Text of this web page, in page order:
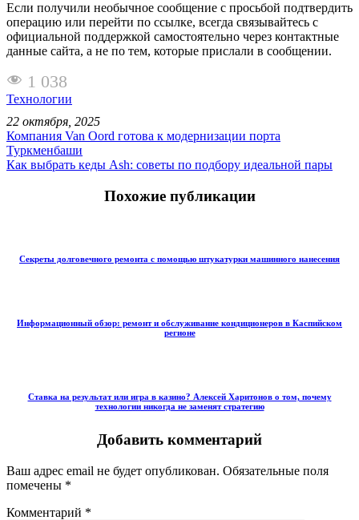
Если получили необычное сообщение с просьбой подтвердить
операцию или перейти по ссылке, всегда связывайтесь с
официальной поддержкой самостоятельно через контактные
данные сайта, а не по тем, которые прислали в сообщении.
1 038
Технологии
22 октября, 2025
Компания Van Oord готова к модернизации порта
Туркменбаши
Как выбрать кеды Ash: советы по подбору идеальной пары
Похожие публикации
Секреты долговечного ремонта с помощью штукатурки машинного нанесения
Информационный обзор: ремонт и обслуживание кондиционеров в Каспийском
регионе
Ставка на результат или игра в казино? Алексей Харитонов о том, почему
технологии никогда не заменят стратегию
Добавить комментарий
Ваш адрес email не будет опубликован. Обязательные поля
помечены *
Комментарий *